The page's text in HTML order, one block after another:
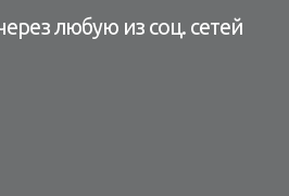
любую из соц. сетей